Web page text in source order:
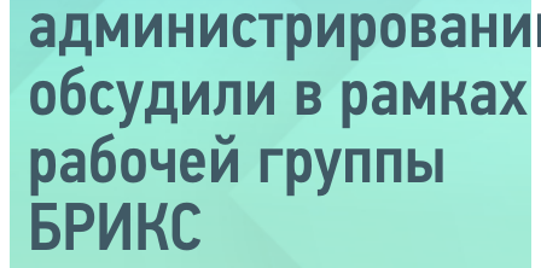
обсудили в рамках
рабочей группы
БРИКС